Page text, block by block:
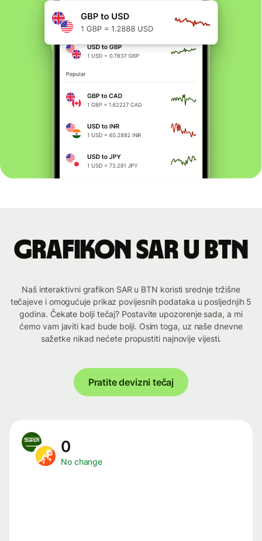
Grafikon SAR u BTN
Naš interaktivni grafikon SAR u BTN koristi srednje tržišne
tečajeve i omogućuje prikaz povijesnih podataka u posljednjih 5
godina. Čekate bolji tečaj? Postavite upozorenje sada, a mi
ćemo vam javiti kad bude bolji. Osim toga, uz naše dnevne
sažetke nikad nećete propustiti najnovije vijesti.
Pratite devizni tečaj
0
No change